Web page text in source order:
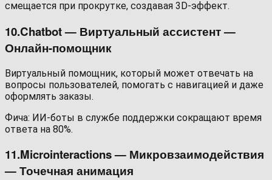
смещается при прокрутке, создавая 3D-эффект.
10.Chatbot — Виртуальный ассистент —
Онлайн-помощник
Виртуальный помощник, который может отвечать на
вопросы пользователей, помогать с навигацией и даже
оформлять заказы.
Фича: ИИ-боты в службе поддержки сокращают время
ответа на 80%.
11.Microinteractions — Микровзаимодействия
— Точечная анимация